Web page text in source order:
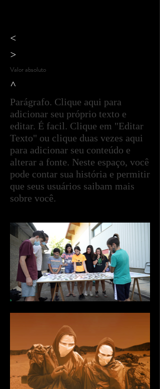
<
>
Valor absoluto
^
Parágrafo. Clique aqui para
adicionar seu próprio texto e
editar. É facil. Clique em "Editar
Texto" ou clique duas vezes aqui
para adicionar seu conteúdo e
alterar a fonte. Neste espaço, você
pode contar sua história e permitir
que seus usuários saibam mais
sobre você.